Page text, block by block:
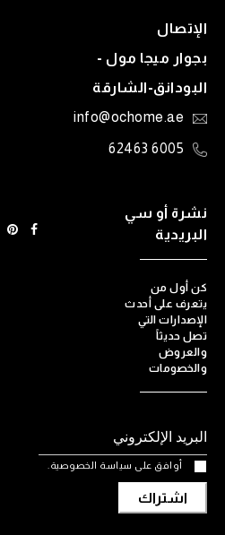
الإتصال
بجوار ميجا مول -
البودانق-الشارقة
info@ochome.ae
6005 62463
نشرة أو سي
البريدية
كن أول من
يتعرف على أحدث
الإصدارات التي
تصل حديثاً
والعروض
والخصومات
أوافق على سياسة الخصوصية.
اشتراك